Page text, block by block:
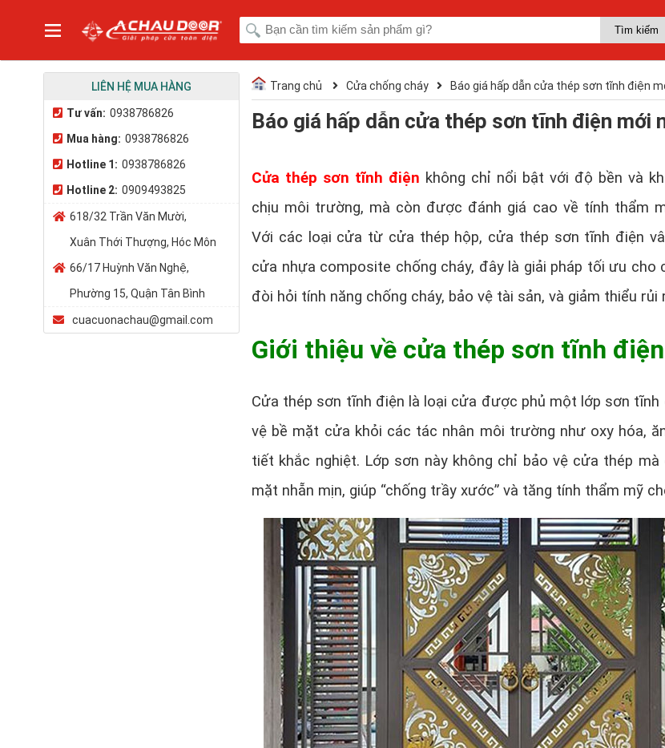
LIÊN HỆ MUA HÀNG
Tư vấn: 0938786826
Mua hàng: 0938786826
Hotline 1: 0938786826
Hotline 2: 0909493825
618/32 Trần Văn Mười,
Xuân Thới Thượng, Hóc Môn
66/17 Huỳnh Văn Nghệ,
Phường 15, Quận Tân Bình
cuacuonachau@gmail.com
Trang chủ Cửa chống cháy Báo giá hấp dẫn cửa thép sơn tĩnh điện
Báo giá hấp dẫn cửa thép sơn tĩnh điện mới
Cửa thép sơn tĩnh điện không chỉ nổi bật với độ bền và
chịu môi trường, mà còn được đánh giá cao về tính thẩm
Với các loại cửa từ cửa thép hộp, cửa thép sơn tĩnh điện
cửa nhựa composite chống cháy, đây là giải pháp tối ưu cho
đòi hỏi tính năng chống cháy, bảo vệ tài sản, và giảm thiểu rủi
Giới thiệu về cửa thép sơn tĩnh
Cửa thép sơn tĩnh điện là loại cửa được phủ một lớp sơn tĩnh
vệ bề mặt cửa khỏi các tác nhân môi trường như oxy hóa,
tiết khắc nghiệt. Lớp sơn này không chỉ bảo vệ cửa thép
mặt nhẵn mịn, giúp “chống trầy xước” và tăng tính thẩm mỹ